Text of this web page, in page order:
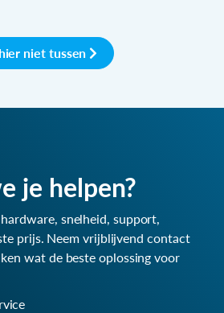
niet tussen
je helpen?
snelheid, support,
prijs. Neem vrijblijvend contact
wat de beste oplossing voor